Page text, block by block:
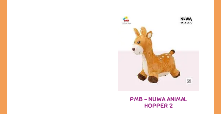
PMB - NUWA ANIMAL
HOPPER 2